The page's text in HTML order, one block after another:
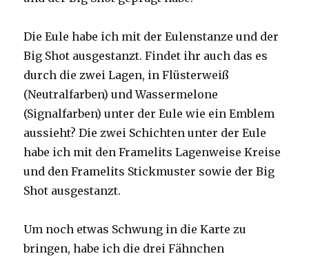
Die Eule habe ich mit der Eulenstanze und der
Big Shot ausgestanzt. Findet ihr auch das es
durch die zwei Lagen, in Flüsterweiß
(Neutralfarben) und Wassermelone
(Signalfarben) unter der Eule wie ein Emblem
aussieht? Die zwei Schichten unter der Eule
habe ich mit den Framelits Lagenweise Kreise
und den Framelits Stickmuster sowie der Big
Shot ausgestanzt.
Um noch etwas Schwung in die Karte zu
bringen, habe ich die drei Fähnchen